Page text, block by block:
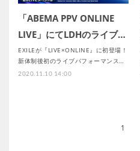
「ABEMA PPV ONLINE
LIVE」にてLDHのライブ…
EXILEが『LIVE×ONLINE』に初登場！
新体制後初のライブパフォーマンス…
2020.11.10 14:00
1